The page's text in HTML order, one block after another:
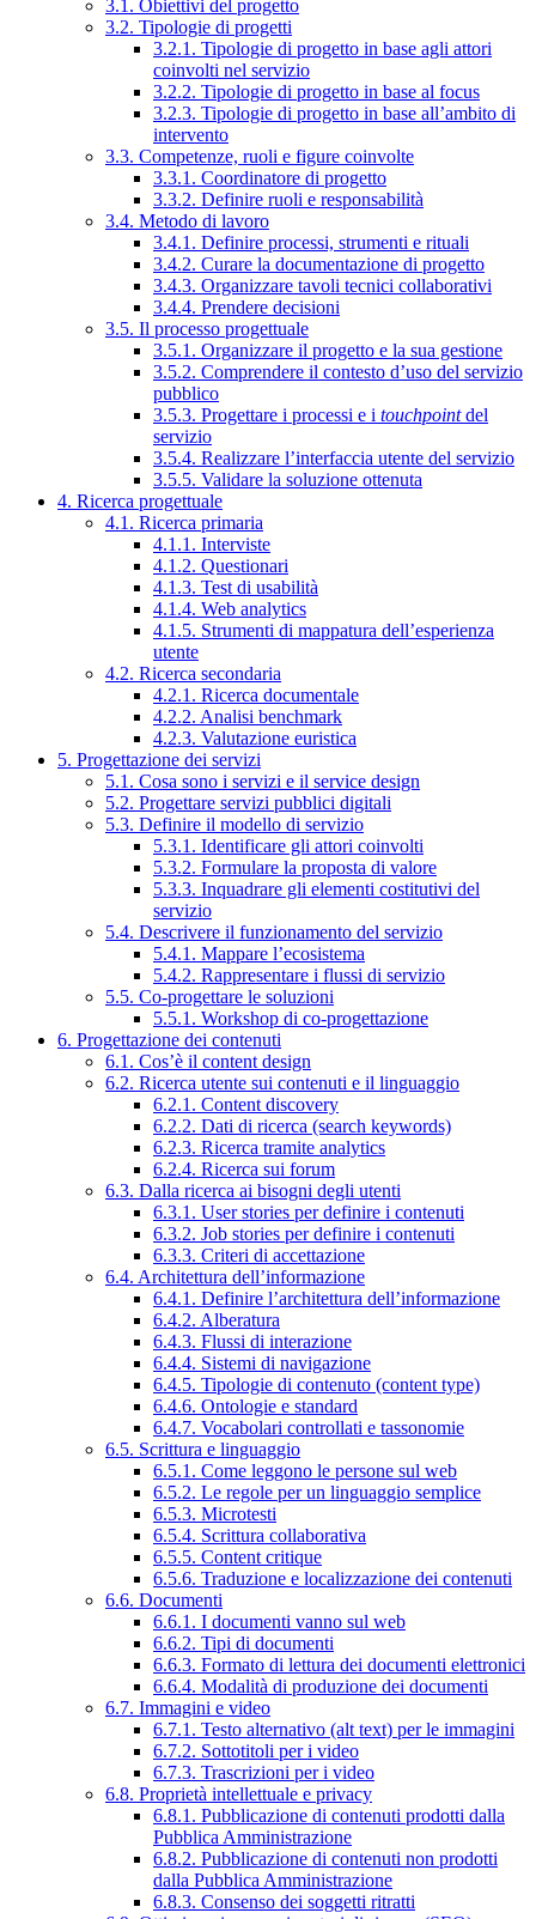
3.1. Obiettivi del progetto
3.2. Tipologie di progetti
3.2.1. Tipologie di progetto in base agli attori
coinvolti nel servizio
3.2.2. Tipologie di progetto in base al focus
3.2.3. Tipologie di progetto in base all’ambito di
intervento
3.3. Competenze, ruoli e figure coinvolte
3.3.1. Coordinatore di progetto
3.3.2. Definire ruoli e responsabilità
3.4. Metodo di lavoro
3.4.1. Definire processi, strumenti e rituali
3.4.2. Curare la documentazione di progetto
3.4.3. Organizzare tavoli tecnici collaborativi
3.4.4. Prendere decisioni
3.5. Il processo progettuale
3.5.1. Organizzare il progetto e la sua gestione
3.5.2. Comprendere il contesto d’uso del servizio
pubblico
3.5.3. Progettare i processi e i touchpointdel
servizio
3.5.4. Realizzare l’interfaccia utente del servizio
3.5.5. Validare la soluzione ottenuta
4. Ricerca progettuale
4.1. Ricerca primaria
4.1.1. Interviste
4.1.2. Questionari
4.1.3. Test di usabilità
4.1.4. Web analytics
4.1.5. Strumenti di mappatura dell’esperienza
utente
4.2. Ricerca secondaria
4.2.1. Ricerca documentale
4.2.2. Analisi benchmark
4.2.3. Valutazione euristica
5. Progettazione dei servizi
5.1. Cosa sono i servizi e il service design
5.2. Progettare servizi pubblici digitali
5.3. Definire il modello di servizio
5.3.1. Identificare gli attori coinvolti
5.3.2. Formulare la proposta di valore
5.3.3. Inquadrare gli elementi costitutivi del
servizio
5.4. Descrivere il funzionamento del servizio
5.4.1. Mappare l’ecosistema
5.4.2. Rappresentare i flussi di servizio
5.5. Co-progettare le soluzioni
5.5.1. Workshop di co-progettazione
6. Progettazione dei contenuti
6.1. Cos’è il content design
6.2. Ricerca utente sui contenuti e il linguaggio
6.2.1. Content discovery
6.2.2. Dati di ricerca (search keywords)
6.2.3. Ricerca tramite analytics
6.2.4. Ricerca sui forum
6.3. Dalla ricerca ai bisogni degli utenti
6.3.1. User stories per definire i contenuti
6.3.2. Job stories per definire i contenuti
6.3.3. Criteri di accettazione
6.4. Architettura dell’informazione
6.4.1. Definire l’architettura dell’informazione
6.4.2. Alberatura
6.4.3. Flussi di interazione
6.4.4. Sistemi di navigazione
6.4.5. Tipologie di contenuto (content type)
6.4.6. Ontologie e standard
6.4.7. Vocabolari controllati e tassonomie
6.5. Scrittura e linguaggio
6.5.1. Come leggono le persone sul web
6.5.2. Le regole per un linguaggio semplice
6.5.3. Microtesti
6.5.4. Scrittura collaborativa
6.5.5. Content critique
6.5.6. Traduzione e localizzazione dei contenuti
6.6. Documenti
6.6.1. I documenti vanno sul web
6.6.2. Tipi di documenti
6.6.3. Formato di lettura dei documenti elettronici
6.6.4. Modalità di produzione dei documenti
6.7. Immagini e video
6.7.1. Testo alternativo (alt text) per le immagini
6.7.2. Sottotitoli per i video
6.7.3. Trascrizioni per i video
6.8. Proprietà intellettuale e privacy
6.8.1. Pubblicazione di contenuti prodotti dalla
Pubblica Amministrazione
6.8.2. Pubblicazione di contenuti non prodotti
dalla Pubblica Amministrazione
6.8.3. Consenso dei soggetti ritratti